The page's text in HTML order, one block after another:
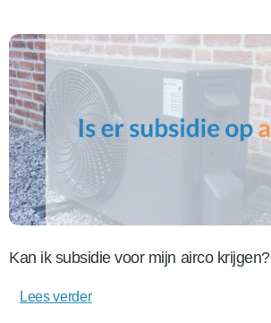
Kan ik subsidie voor mijn airco krijgen?
Lees verder